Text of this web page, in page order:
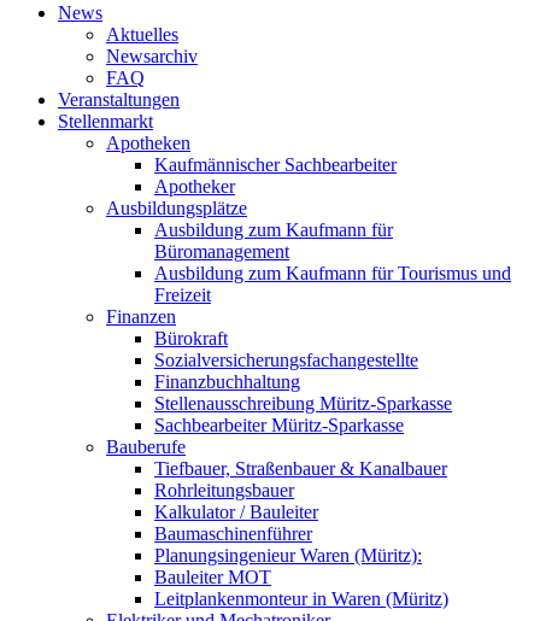
News
Aktuelles
Newsarchiv
FAQ
Veranstaltungen
Stellenmarkt
Apotheken
Kaufmännischer Sachbearbeiter
Apotheker
Ausbildungsplätze
Ausbildung zum Kaufmann für
Büromanagement
Ausbildung zum Kaufmann für Tourismus und
Freizeit
Finanzen
Bürokraft
Sozialversicherungsfachangestellte
Finanzbuchhaltung
Stellenausschreibung Müritz-Sparkasse
Sachbearbeiter Müritz-Sparkasse
Bauberufe
Tiefbauer, Straßenbauer & Kanalbauer
Rohrleitungsbauer
Kalkulator / Bauleiter
Baumaschinenführer
Planungsingenieur Waren (Müritz):
Bauleiter MOT
Leitplankenmonteur in Waren (Müritz)